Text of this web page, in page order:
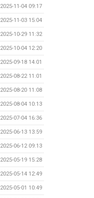
2025-11-04 09:17
2025-11-03 15:04
2025-10-29 11:32
2025-10-04 12:20
2025-09-18 14:01
2025-08-22 11:01
2025-08-20 11:08
2025-08-04 10:13
2025-07-04 16:36
2025-06-13 13:59
2025-06-12 09:13
2025-05-19 15:28
2025-05-14 12:49
2025-05-01 10:49